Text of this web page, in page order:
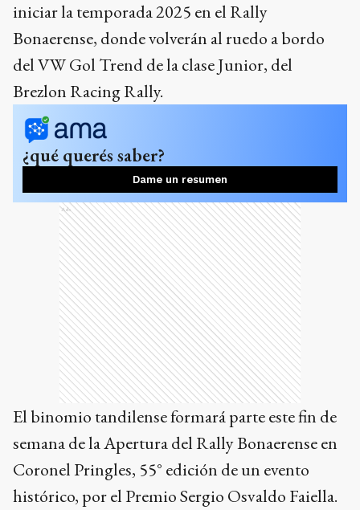
iniciar la temporada 2025 en el Rally
Bonaerense, donde volverán al ruedo a bordo
del VW Gol Trend de la clase Junior, del
Brezlon Racing Rally.
¿qué querés saber?
Dame un resumen
Ads
El binomio tandilense formará parte este fin de
semana de la Apertura del Rally Bonaerense en
Coronel Pringles, 55° edición de un evento
histórico, por el Premio Sergio Osvaldo Faiella.